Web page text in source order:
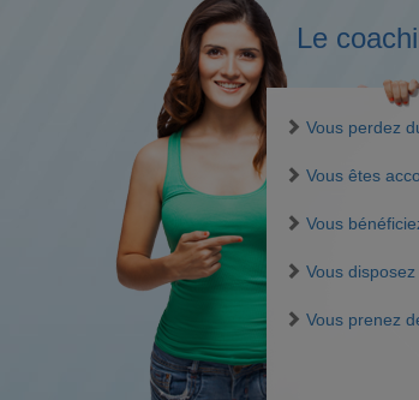
Le
Vous perdez
Vous êtes
Vous
Vous disposez
Vous prenez